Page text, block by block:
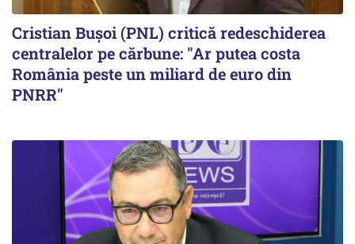
Cristian Bușoi (PNL) critică redeschiderea
centralelor pe cărbune: "Ar putea costa
România peste un miliard de euro din
PNRR"